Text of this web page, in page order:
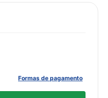
Formas de pagamento